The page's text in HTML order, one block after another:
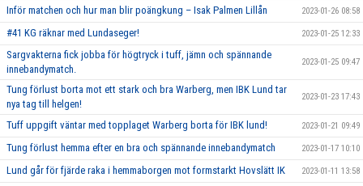
Inför matchen och hur man blir poängkung – Isak Palmen Lillån 2023-01-26 08:58
#41 KG räknar med Lundaseger! 2023-01-25 12:33
Sargvakterna fick jobba för högtryck i tuff, jämn och spännande
innebandymatch.
2023-01-25 09:47
Tung förlust borta mot ett stark och bra Warberg, men IBK Lund tar
nya tag till helgen!
2023-01-23 17:43
Tuff uppgift väntar med topplaget Warberg borta för IBK lund! 2023-01-21 09:49
Tung förlust hemma efter en bra och spännande innebandymatch 2023-01-17 10:10
Lund går för fjärde raka i hemmaborgen mot formstarkt Hovslätt IK 2023-01-11 13:58